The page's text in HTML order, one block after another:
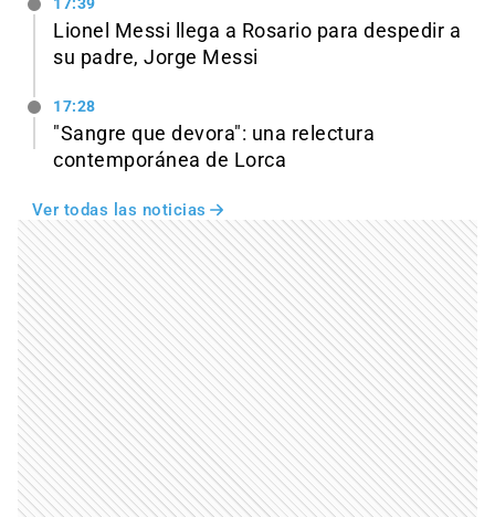
17:39
Lionel Messi llega a Rosario para despedir a
su padre, Jorge Messi
17:28
"Sangre que devora": una relectura
contemporánea de Lorca
Ver todas las noticias